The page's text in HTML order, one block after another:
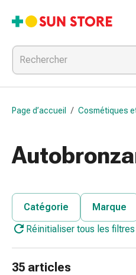
Médicaments
et
traitements
Refroidissement
et
grippe
contre
Mal
Grippe
refroidissement
Page d’accueil / Cosmétiques
Catégorie Marque
Réinitialiser tous les filtres
35 articles